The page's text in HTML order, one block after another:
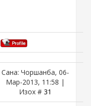
Сана: Чоршанба, 06-
Мар-2013, 11:58 |
Изох # 31